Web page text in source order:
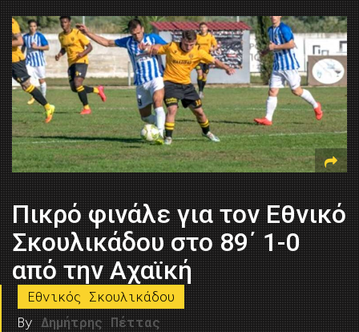
Πικρό φινάλε για τον Εθνικό
Σκουλικάδου στο 89΄ 1-0
από την Αχαϊκή
Εθνικός Σκουλικάδου
By Δημήτρης Πέττας